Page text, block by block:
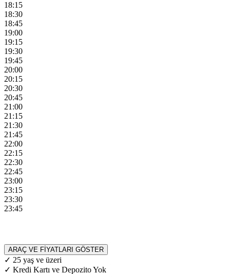
18:15
18:30
18:45
19:00
19:15
19:30
19:45
20:00
20:15
20:30
20:45
21:00
21:15
21:30
21:45
22:00
22:15
22:30
22:45
23:00
23:15
23:30
23:45
ARAÇ VE FİYATLARI GÖSTER
✓ 25 yaş ve üzeri
✓ Kredi Kartı ve Depozito Yok